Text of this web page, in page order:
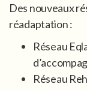
Des nouveaux
réadaptation :
Réseau
Réseau